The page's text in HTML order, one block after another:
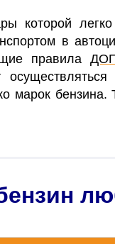
которой
в
правила
марок бензина.